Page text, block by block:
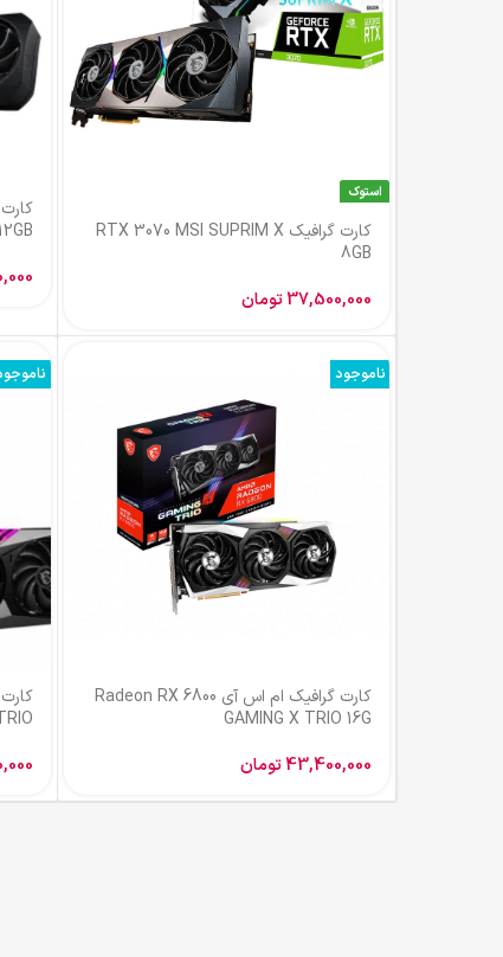
استوک
کارت گرافیک RTX 3070 MSI SUPRIM X
8GB
37,500,000تومان
ناموجود
کارت گرافیک ام اس آی Radeon RX 6800
GAMING X TRIO 16G
43,400,000تومان